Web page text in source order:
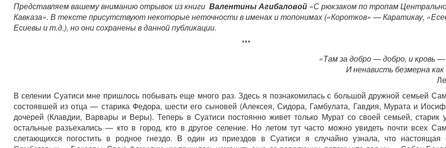
Представляем вашему вниманию отрывок из книги Валентины Агибаловой«С рюкзаком по тропам
Кавказа». В тексте присутствуют некоторые неточности в именах и топонимах («Коротков» — Каратикау,
Есиевы и т.д.), но они сохранены в данной публикации.
***
«Там за добро — добро, и кровь —
И ненависть безмерна
В селении Суатиси мне пришлось побывать еще много раз. Здесь я познакомилась с большой дружной семьей
состоявшей из отца — старика Федора, шести его сыновей (Алексея, Сидора, Гамбулата, Гавдия, Мурата и
дочерей (Клавдии, Варвары и Веры). Теперь в Суатиси постоянно живет только Мурат со своей семьей, старик
остальные разъехались — кто в город, кто в другое селение. Но летом тут часто можно увидеть почти всех
слетающихся погостить в родное гнездо. В один из приездов в Суатиси я случайно узнала, что настоящая